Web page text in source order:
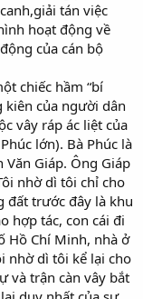
tán việc
hoạt động về
của cán bộ
chiếc hầm “bí
kiên của người dân
vây ráp ác liệt của
lớn). Bà Phúc là
Giáp. Ông Giáp
nhờ dì tôi chỉ cho
đất trước đây là khu
hợp tác, con cái đi
Hồ Chí Minh, nhà ở
nhờ dì tôi kể lại cho
và trận càn vây bắt